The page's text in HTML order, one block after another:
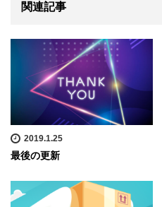
関連記事
2019.1.25
最後の更新